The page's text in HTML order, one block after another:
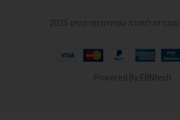
לסהרה שטיחים ופרקטים 2025
Powered By EBNtech